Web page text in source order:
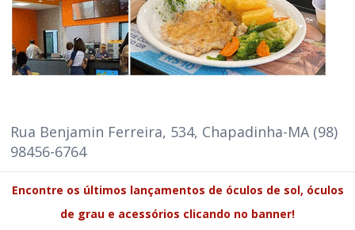
Rua Benjamin Ferreira, 534, Chapadinha-MA (98)
98456-6764
Encontre os últimos lançamentos de óculos de sol, óculos
de grau e acessórios clicando no banner!